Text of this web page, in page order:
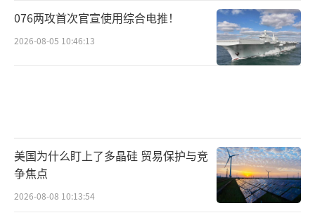
076两攻首次官宣使用综合电推！
2026-08-05 10:46:13
美国为什么盯上了多晶硅 贸易保护与竞
争焦点
2026-08-08 10:13:54